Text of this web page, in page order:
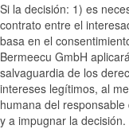
Si la decisión: 1) es
contrato entre el
basa en el
Bermeecu GmbH
salvaguardia de los
intereses legítimos, al
humana del
y a impugnar la decisión.